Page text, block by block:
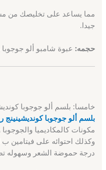
مما يساعد على تخليصك من
جيدا.
حجمه: عبوة شامبو ألو جوجوبا
خامسا: بلسم ألو جوجوبا
بلسم ألو جوجوبا كونديشينينج
مكونات كالمكاديميا والجوجوبا
وكذلك احتوائه على
درجة حموضة الشعر وسهوله